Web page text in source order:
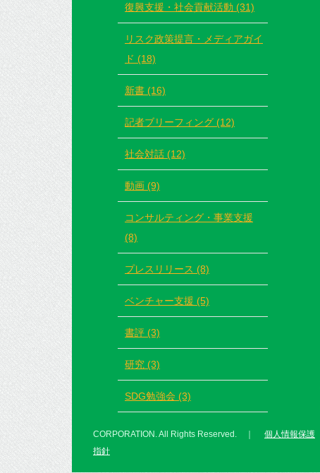
復興支援・社会貢献活動 (31)
リスク政策提言・メディアガイ
ド (18)
新書 (16)
記者ブリーフィング (12)
社会対話 (12)
動画 (9)
コンサルティング・事業支援
(8)
プレスリリース (8)
ベンチャー支援 (5)
書評 (3)
研究 (3)
SDG勉強会 (3)
CORPORATION. All Rights Reserved. ｜ 個人情報保護
指針